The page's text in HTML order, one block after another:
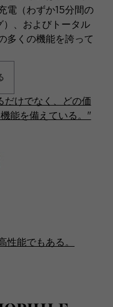
電（わずか15分間の
、およびトータル
多くの機能を誇って
だけでなく、どの価
能を備えている。"
性能でもある。